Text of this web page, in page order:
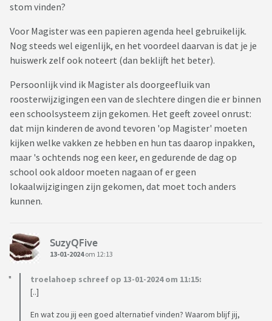
stom vinden?
Voor Magister was een papieren agenda heel gebruikelijk.
Nog steeds wel eigenlijk, en het voordeel daarvan is dat je je
huiswerk zelf ook noteert (dan beklijft het beter).
Persoonlijk vind ik Magister als doorgeefluik van
roosterwijzigingen een van de slechtere dingen die er binnen
een schoolsysteem zijn gekomen. Het geeft zoveel onrust:
dat mijn kinderen de avond tevoren 'op Magister' moeten
kijken welke vakken ze hebben en hun tas daarop inpakken,
maar 's ochtends nog een keer, en gedurende de dag op
school ook aldoor moeten nagaan of er geen
lokaalwijzigingen zijn gekomen, dat moet toch anders
kunnen.
SuzyQFive
13-01-2024om 12:13
troelahoep schreef op 13-01-2024 om 11:15:
[..]
En wat zou jij een goed alternatief vinden? Waarom blijf jij,